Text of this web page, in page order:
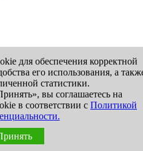
для обеспечения корректной
его использования, а
статистики.
вы соглашаетесь на
в соответствии с Политикой